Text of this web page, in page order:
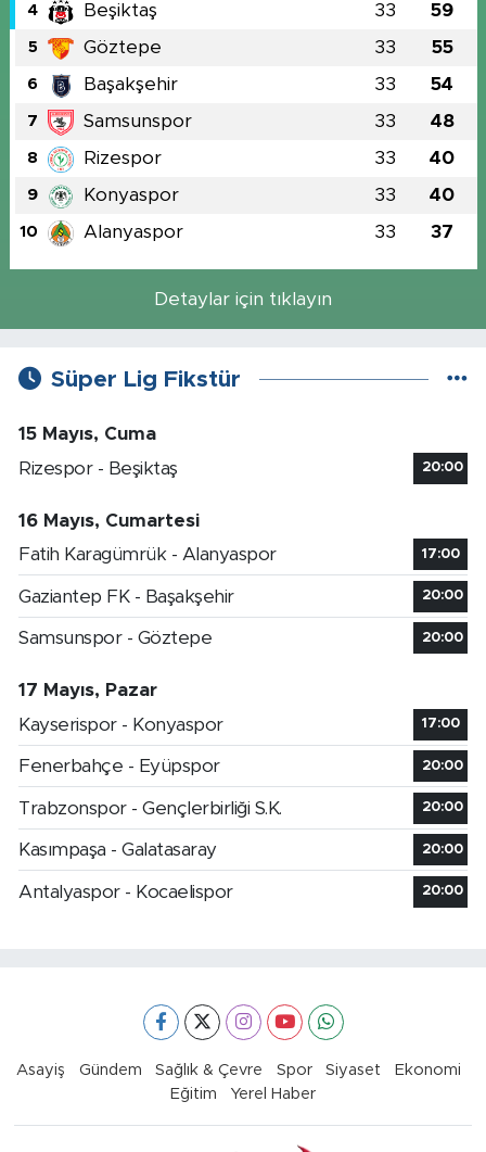
4 Beşiktaş 33 59
5 Göztepe 33 55
6 Başakşehir 33 54
7 Samsunspor 33 48
8 Rizespor 33 40
9 Konyaspor 33 40
10 Alanyaspor 33 37
Detaylar için tıklayın
Süper Lig Fikstür
15 Mayıs, Cuma
Rizespor - Beşiktaş
20:00
16 Mayıs, Cumartesi
Fatih Karagümrük - Alanyaspor
17:00
Gaziantep FK - Başakşehir 20:00
Samsunspor - Göztepe 20:00
17 Mayıs, Pazar
Kayserispor - Konyaspor
17:00
Fenerbahçe - Eyüpspor 20:00
Trabzonspor - Gençlerbirliği S.K. 20:00
Kasımpaşa - Galatasaray 20:00
Antalyaspor - Kocaelispor 20:00
Asayiş Gündem Sağlık & Çevre Spor Siyaset
Ekonomi
Eğitim
Yerel Haber